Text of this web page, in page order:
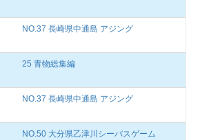
NO.37 長崎県中通島 アジング
25 青物総集編
NO.37 長崎県中通島 アジング
NO.50 大分県乙津川シーバスゲーム